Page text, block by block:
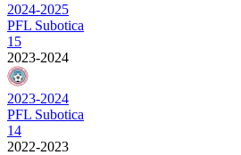
2024-2025
PFL Subotica
15
2023-2024
2023-2024
PFL Subotica
14
2022-2023